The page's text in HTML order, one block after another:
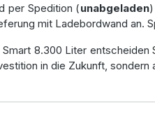
per Spedition (unabgeladen)
mit Ladebordwand an.
8.300 Liter
in die Zukunft,